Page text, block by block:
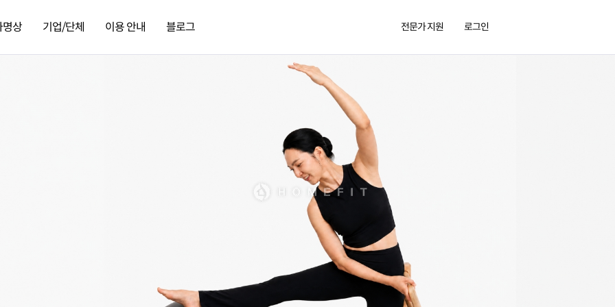
명상 기업/단체 이용 안내 블로그 전문가 지원 로그인